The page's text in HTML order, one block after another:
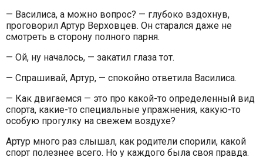
— Василиса, а можно вопрос? — глубоко вздохнув,
проговорил Артур Верховцев. Он старался даже не
смотреть в сторону полного парня.
— Ой, ну началось, — закатил глаза тот.
— Спрашивай, Артур, — спокойно ответила Василиса.
— Как двигаемся — это про какой-то определенный вид
спорта, какие-то специальные упражнения, какую-то
особую прогулку на свежем воздухе?
Артур много раз слышал, как родители спорили, какой
спорт полезнее всего. Но у каждого была своя правда.